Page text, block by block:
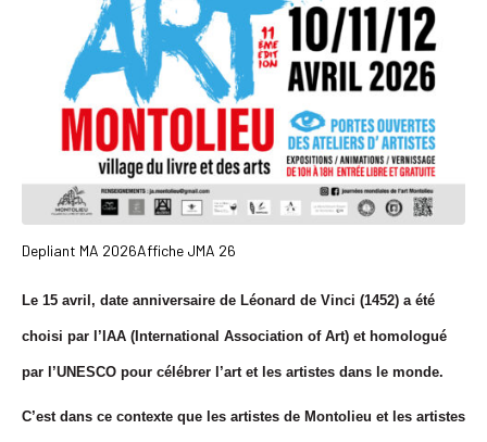
Depliant MA 2026Affiche JMA 26
Le 15 avril, date anniversaire de Léonard de Vinci (1452) a été
choisi par l’IAA (International Association of Art) et homologué
par l’UNESCO pour célébrer l’art et les artistes dans le monde.
C’est dans ce contexte que les artistes de Montolieu et les artistes